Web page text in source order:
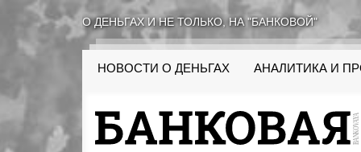
О ДЕНЬГАХ И НЕ ТОЛЬКО, НА "БАНКОВОЙ"
НОВОСТИ О ДЕНЬГАХ АНАЛИТИКА И